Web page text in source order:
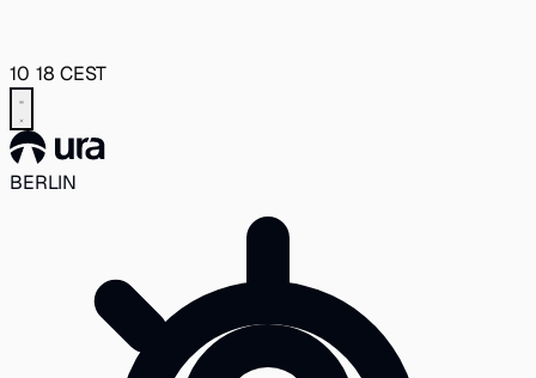
10 18 CEST
BERLIN